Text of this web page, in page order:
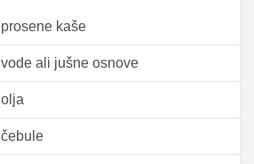
prosene kaše
vode ali jušne osnove
olja
čebule